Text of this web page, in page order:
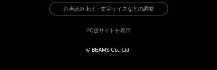
音声読み上げ・文字サイズなどの調整
PC版サイトを表示
© BEAMS Co., Ltd.